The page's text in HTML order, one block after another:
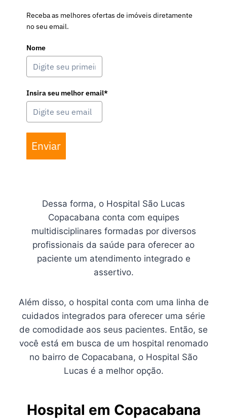
Receba as melhores ofertas de imóveis diretamente
no seu email.
Nome
Insira seu melhor email*
Enviar
Dessa forma, o Hospital São Lucas
Copacabana conta com equipes
multidisciplinares formadas por diversos
profissionais da saúde para oferecer ao
paciente um atendimento integrado e
assertivo.
Além disso, o hospital conta com uma linha de
cuidados integrados para oferecer uma série
de comodidade aos seus pacientes. Então, se
você está em busca de um hospital renomado
no bairro de Copacabana, o Hospital São
Lucas é a melhor opção.
Hospital em Copacabana